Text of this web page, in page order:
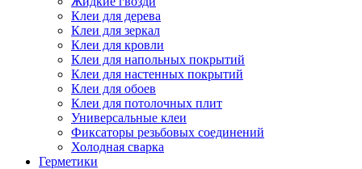
Клеи для дерева
Клеи для зеркал
Клеи для кровли
Клеи для напольных покрытий
Клеи для настенных покрытий
Клеи для обоев
Клеи для потолочных плит
Универсальные клеи
Фиксаторы резьбовых соединений
Холодная сварка
Герметики